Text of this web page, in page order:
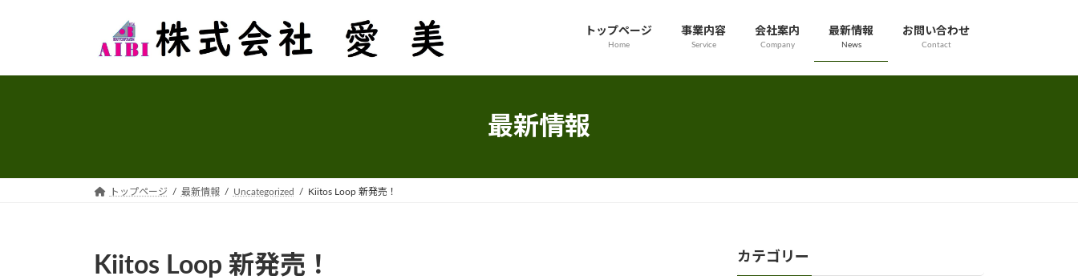
トップページ
Home
事業内容
Service
会社案内
Company
最新情報
News
お問い合わせ
Contact
最新情報
トップページ 最新情報 Uncategorized Kiitos Loop 新発売！
Kiitos Loop 新発売！ カテゴリー